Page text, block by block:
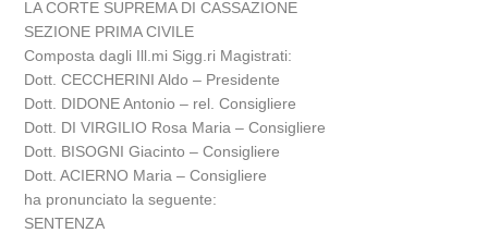
LA CORTE SUPREMA DI CASSAZIONE
SEZIONE PRIMA CIVILE
Composta dagli Ill.mi Sigg.ri Magistrati:
Dott. CECCHERINI Aldo – Presidente
Dott. DIDONE Antonio – rel. Consigliere
Dott. DI VIRGILIO Rosa Maria – Consigliere
Dott. BISOGNI Giacinto – Consigliere
Dott. ACIERNO Maria – Consigliere
ha pronunciato la seguente:
SENTENZA